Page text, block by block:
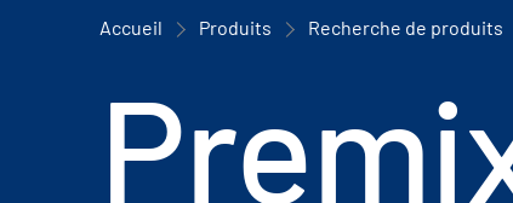
Accueil Produits Recherche de produits